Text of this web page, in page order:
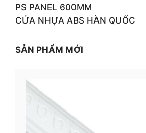
PS PANEL 600MM
CỬA NHỰA ABS HÀN QUỐC
SẢN PHẨM MỚI